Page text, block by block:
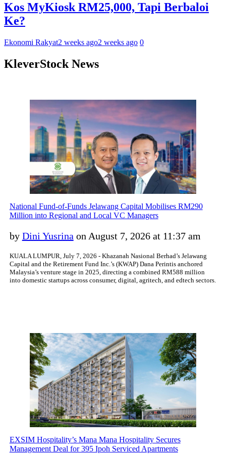
Kos MyKiosk RM25,000, Tapi Berbaloi
Ke?
Ekonomi Rakyat2 weeks ago2 weeks ago 0
KleverStock News
National Fund-of-Funds Jelawang Capital Mobilises RM290
Million into Regional and Local VC Managers
by Dini Yusrina on August 7, 2026 at 11:37 am
KUALA LUMPUR, July 7, 2026 - Khazanah Nasional Berhad’s Jelawang
Capital and the Retirement Fund Inc.’s (KWAP) Dana Perintis anchored
Malaysia’s venture stage in 2025, directing a combined RM588 million
into domestic startups across consumer, digital, agritech, and edtech sectors.
EXSIM Hospitality’s Mana Mana Hospitality Secures
Management Deal for 395 Ipoh Serviced Apartments